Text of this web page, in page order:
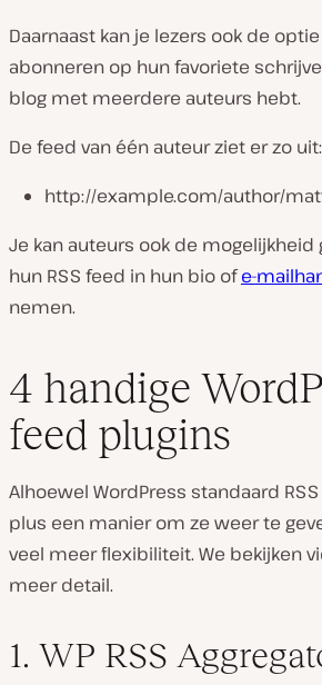
Daarnaast kan je lezers ook de
abonneren op hun favoriete
blog met meerdere auteurs hebt.
De feed van één auteur ziet er zo uit:
http://example.com/author/
Je kan auteurs ook de mogelijkheid
hun RSS feed in hun bio ofe-
nemen.
4 handige
feed plugins
Alhoewel WordPress standaard
plus een manier om ze weer te
veel meer flexibiliteit. We bekijken
meer detail.
1. WP RSS